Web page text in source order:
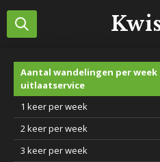
Ga
direct
hoofdinhoud
Aantal wandelingen per week
uitlaatservice
1 keer per week
2 keer per week
3 keer per week